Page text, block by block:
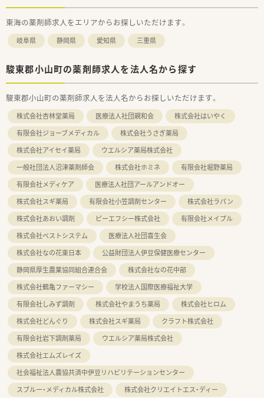
東海の薬剤師求人をエリアからお探しいただけます。
岐阜県 静岡県 愛知県 三重県
駿東郡小山町の薬剤師求人を法人名から探す
駿東郡小山町の薬剤師求人を法人名からお探しいただけます。
株式会社杏林堂薬局 医療法人社団親和会
株式会社はいやく
有限会社ジョーブメディカル
株式会社うさぎ薬局
株式会社アイセイ薬局
ウエルシア薬局株式会社
一般社団法人沼津薬剤師会
株式会社ホミネ
有限会社堀野薬局
有限会社メディケア
医療法人社団アールアンドオー
株式会社スギ薬局
有限会社小笠調剤センター
株式会社ラパン
株式会社あおい調剤
ピーエフシー株式会社
有限会社メイプル
株式会社ベストシステム
医療法人社団喜生会
株式会社なの花東日本
公益財団法人伊豆保健医療センター
静岡県厚生農業協同組合連合会
株式会社なの花中部
株式会社鶴亀ファーマシー
学校法人国際医療福祉大学
有限会社しみず調剤
株式会社やまうち薬局
株式会社ヒロム
株式会社どんぐり
株式会社スギ薬局
クラフト株式会社
有限会社岩下調剤薬局
ウエルシア薬局株式会社
株式会社エムズレイズ
社会福祉法人農協共済中伊豆リハビリテーションセンター
スブルー・メディカル株式会社
株式会社クリエイトエス・ディー